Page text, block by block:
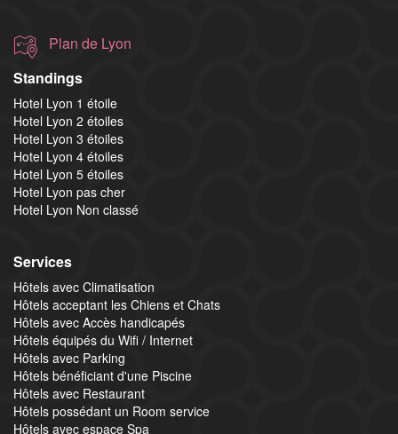
Plan de Lyon
Standings
Hotel Lyon 1 étoile
Hotel Lyon 2 étoiles
Hotel Lyon 3 étoiles
Hotel Lyon 4 étoiles
Hotel Lyon 5 étoiles
Hotel Lyon pas cher
Hotel Lyon Non classé
Services
Hôtels avec Climatisation
Hôtels acceptant les Chiens et Chats
Hôtels avec Accès handicapés
Hôtels équipés du Wifi / Internet
Hôtels avec Parking
Hôtels bénéficiant d'une Piscine
Hôtels avec Restaurant
Hôtels possédant un Room service
Hôtels avec espace Spa